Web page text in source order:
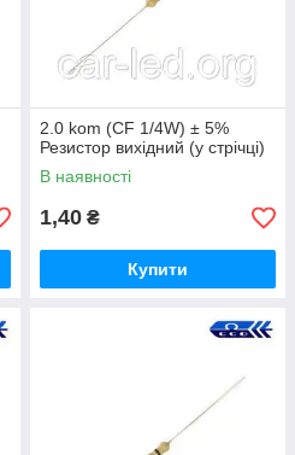
2.0 kom (CF 1/4W) ± 5%
Резистор вихідний (у стрічці)
В наявності
1,40 ₴
Купити